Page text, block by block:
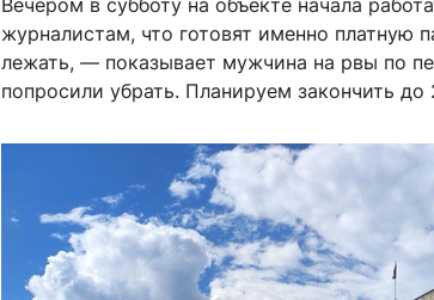
Вечером в субботу на объекте начала
журналистам, что готовят именно платную
лежать, — показывает мужчина на рвы по
попросили убрать. Планируем закончить до